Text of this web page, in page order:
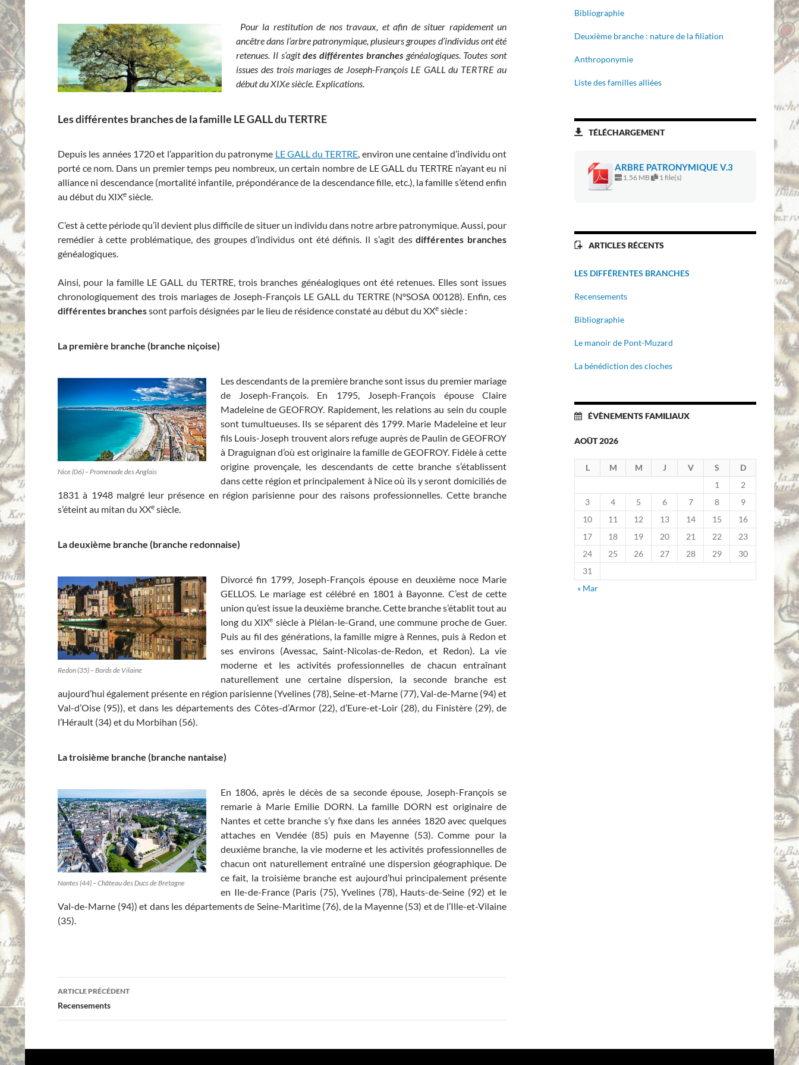
Pour la restitution de nos travaux, et afin de situer rapidement un
ancêtre dans l’arbre patronymique, plusieurs groupes d’individus ont été
retenues. Il s’agitdes différentes branchesgénéalogiques. Toutes sont
issues des trois mariages de Joseph-François LE GALL du TERTRE au
début du XIXe siècle. Explications.
Les différentes branches de la famille LE GALL du TERTRE
Depuis les années 1720 et l’apparition du patronyme LE GALL du TERTRE, environ une centaine d’individu ont
porté ce nom. Dans un premier temps peu nombreux, un certain nombre de LE GALL du TERTRE n’ayant eu ni
alliance ni descendance (mortalité infantile, prépondérance de la descendance fille, etc.), la famille s’étend enfin
au début du XIXe siècle.
C’est à cette période qu’il devient plus difficile de situer un individu dans notre arbre patronymique. Aussi, pour
remédier à cette problématique, des groupes d’individus ont été définis. Il s’agit desdifférentes branches
généalogiques.
Ainsi, pour la famille LE GALL du TERTRE, trois branches généalogiques ont été retenues. Elles sont issues
chronologiquement des trois mariages de Joseph-François LE GALL du TERTRE (N°SOSA 00128). Enfin, ces
différentes branchessont parfois désignées par le lieu de résidence constaté au début du XXe siècle :
La première branche (branche niçoise)
Nice (06) – Promenade des Anglais
Les descendants de la première branche sont issus du premier mariage
de Joseph-François. En 1795, Joseph-François épouse Claire
Madeleine de GEOFROY. Rapidement, les relations au sein du couple
sont tumultueuses. Ils se séparent dès 1799. Marie Madeleine et leur
fils Louis-Joseph trouvent alors refuge auprès de Paulin de GEOFROY
à Draguignan d’où est originaire la famille de GEOFROY. Fidèle à cette
origine provençale, les descendants de cette branche s’établissent
dans cette région et principalement à Nice où ils y seront domiciliés de
1831 à 1948 malgré leur présence en région parisienne pour des raisons professionnelles. Cette branche
s’éteint au mitan du XXe siècle.
La deuxième branche (branche redonnaise)
Redon (35) – Bords de Vilaine
Divorcé fin 1799, Joseph-François épouse en deuxième noce Marie
GELLOS. Le mariage est célébré en 1801 à Bayonne. C’est de cette
union qu’est issue la deuxième branche. Cette branche s’établit tout au
long du XIXe siècle à Plélan-le-Grand, une commune proche de Guer.
Puis au fil des générations, la famille migre à Rennes, puis à Redon et
ses environs (Avessac, Saint-Nicolas-de-Redon, et Redon). La vie
moderne et les activités professionnelles de chacun entraînant
naturellement une certaine dispersion, la seconde branche est
aujourd’hui également présente en région parisienne (Yvelines (78), Seine-et-Marne (77), Val-de-Marne (94) et
Val-d’Oise (95)), et dans les départements des Côtes-d’Armor (22), d’Eure-et-Loir (28), du Finistère (29), de
l’Hérault (34) et du Morbihan (56).
La troisième branche (branche nantaise)
Nantes (44) – Château des Ducs de Bretagne
En 1806, après le décès de sa seconde épouse, Joseph-François se
remarie à Marie Emilie DORN. La famille DORN est originaire de
Nantes et cette branche s’y fixe dans les années 1820 avec quelques
attaches en Vendée (85) puis en Mayenne (53). Comme pour la
deuxième branche, la vie moderne et les activités professionnelles de
chacun ont naturellement entraîné une dispersion géographique. De
ce fait, la troisième branche est aujourd’hui principalement présente
en Ile-de-France (Paris (75), Yvelines (78), Hauts-de-Seine (92) et le
Val-de-Marne (94)) et dans les départements de Seine-Maritime (76), de la Mayenne (53) et de l’Ille-et-Vilaine
(35).
Navigation
des
ARTICLE PRÉCÉDENT
Recensements
Bibliographie
Deuxième branche : nature de la filiation
Anthroponymie
Liste des familles alliées
TÉLÉCHARGEMENT
ARBRE PATRONYMIQUE V.3
1.56 MB 1 file(s)
ARTICLES RÉCENTS
LES DIFFÉRENTES BRANCHES
Recensements
Bibliographie
Le manoir de Pont-Muzard
La bénédiction des cloches
ÉVÈNEMENTS FAMILIAUX
AOÛT 2026
L M M J V S
D
1
2
3
4 5 6 7 8
9
10
11 12 13 14 15
16
17
18 19 20 21 22
23
24
25 26 27 28 29
30
31
« Mar